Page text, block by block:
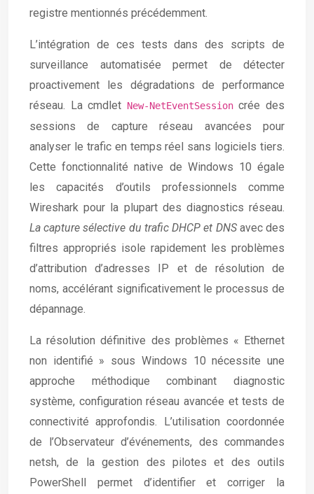
registre mentionnés précédemment.
L’intégration de ces tests dans des scripts de
surveillance automatisée permet de détecter
proactivement les dégradations de performance
réseau. La cmdlet New-NetEventSessioncrée des
sessions de capture réseau avancées pour
analyser le trafic en temps réel sans logiciels tiers.
Cette fonctionnalité native de Windows 10 égale
les capacités d’outils professionnels comme
Wireshark pour la plupart des diagnostics réseau.
La capture sélective du trafic DHCP et DNSavec des
filtres appropriés isole rapidement les problèmes
d’attribution d’adresses IP et de résolution de
noms, accélérant significativement le processus de
dépannage.
La résolution définitive des problèmes « Ethernet
non identifié » sous Windows 10 nécessite une
approche méthodique combinant diagnostic
système, configuration réseau avancée et tests de
connectivité approfondis. L’utilisation coordonnée
de l’Observateur d’événements, des commandes
netsh, de la gestion des pilotes et des outils
PowerShell permet d’identifier et corriger la